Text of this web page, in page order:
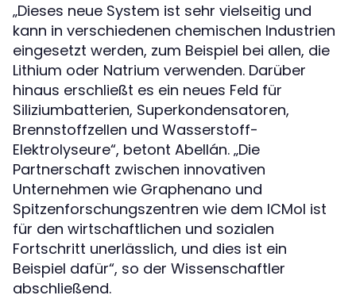
„Dieses neue System ist sehr vielseitig und
kann in verschiedenen chemischen Industrien
eingesetzt werden, zum Beispiel bei allen, die
Lithium oder Natrium verwenden. Darüber
hinaus erschließt es ein neues Feld für
Siliziumbatterien, Superkondensatoren,
Brennstoffzellen und Wasserstoff-
Elektrolyseure“, betont Abellán. „Die
Partnerschaft zwischen innovativen
Unternehmen wie Graphenano und
Spitzenforschungszentren wie dem ICMol ist
für den wirtschaftlichen und sozialen
Fortschritt unerlässlich, und dies ist ein
Beispiel dafür“, so der Wissenschaftler
abschließend.